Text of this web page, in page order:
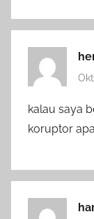
kalau saya
koruptor